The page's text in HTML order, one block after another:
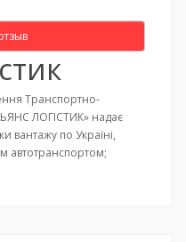
Транспортно-
ЛОГІСТИК» надає
вантажу по Україні,
автотранспортом;